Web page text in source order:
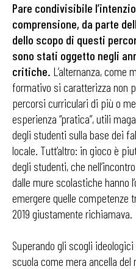
Pare condivisibile
comprensione, da parte
dello scopo di questi
sono stati oggetto negli
critiche. L’alternanza, come
formativo si caratterizza non
percorsi curriculari di più o
esperienza “pratica”, utili
degli studenti sulla base dei
locale. Tutt’altro: in gioco è
degli studenti, che
dalle mure scolastiche hanno
emergere quelle competenze
2019 giustamente richiamava.
Superando gli scogli
scuola come mera ancella del